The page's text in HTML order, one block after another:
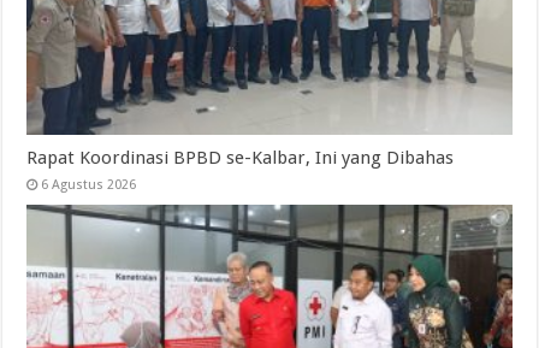
Rapat Koordinasi BPBD se-Kalbar, Ini yang Dibahas
6 Agustus 2026